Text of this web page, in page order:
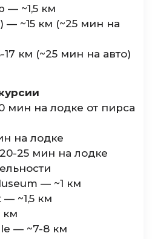
— ~1,5 км
— ~15 км (~25 мин на
км (~25 мин на авто)
мин на лодке от пирса
на лодке
25 мин на лодке
— ~1 км
~1,5 км
км
— ~7-8 км